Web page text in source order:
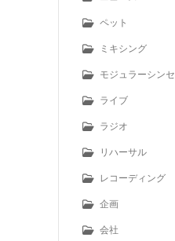
ペット
ミキシング
モジュラーシンセ
ライブ
ラジオ
リハーサル
レコーディング
企画
会社